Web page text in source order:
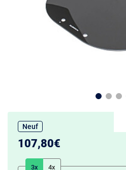
Neuf
107,80€
3x 4x